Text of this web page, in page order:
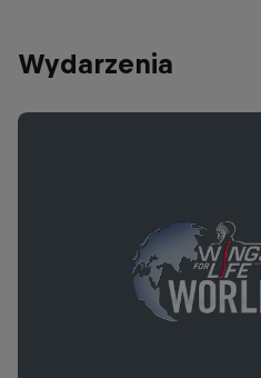
Wydarzenia